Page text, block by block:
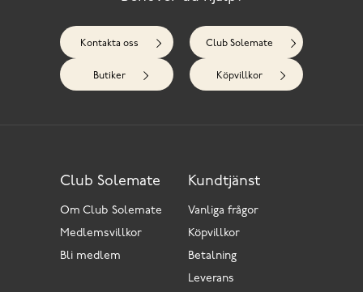
Kontakta oss Club Solemate
Butiker Köpvillkor
Kundtjänst
Vanliga frågor
Köpvillkor
Betalning
Leverans
Club Solemate
Om Club Solemate
Medlemsvillkor
Bli medlem